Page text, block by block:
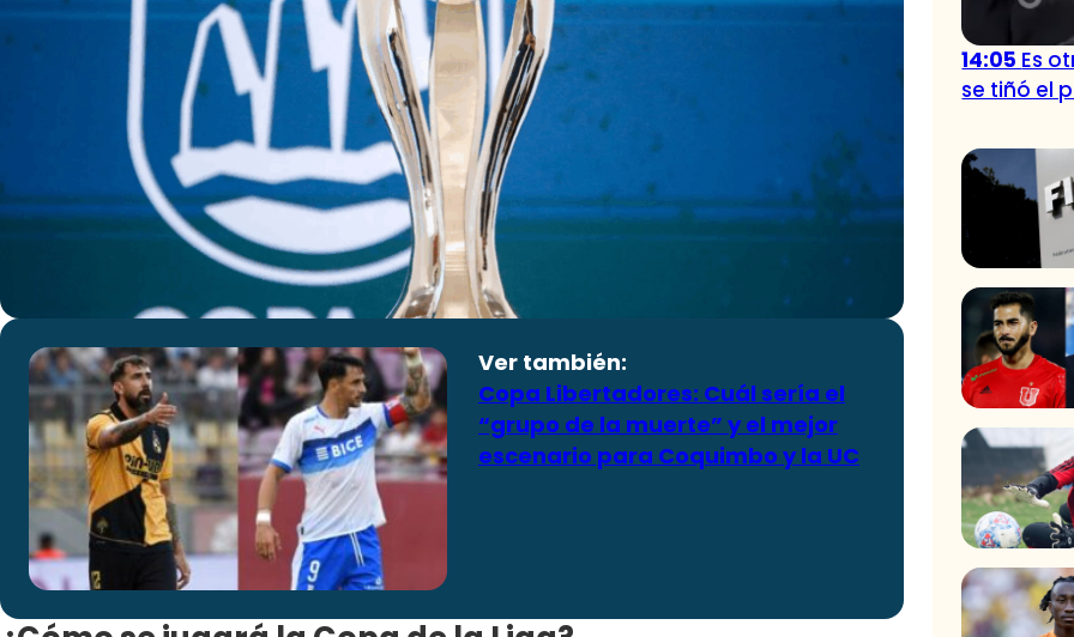
Ver también:
Copa Libertadores: Cuál sería el
“grupo de la muerte” y el mejor
escenario para Coquimbo y la UC
14:05 Es
se tiñó el